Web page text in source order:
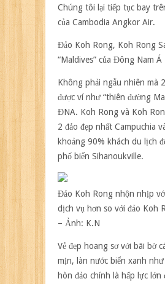
Chúng tôi lại tiếp tục bay
của Cambodia Angkor Air.
Đảo Koh Rong, Koh Rong
“Maldives” của Đông Nam Á
Không phải ngẫu nhiên mà
được ví như “thiên đường
ĐNA. Koh Rong và Koh
2 đảo đẹp nhất Campuchia
khoảng 90% khách du lịch
phố biển Sihanoukville.
Đảo Koh Rong nhộn nhịp
dịch vụ hơn so với đảo Koh
– Ảnh: K.N
Vẻ đẹp hoang sơ với bãi bờ
mịn, làn nước biển xanh như
hòn đảo chính là hấp lực